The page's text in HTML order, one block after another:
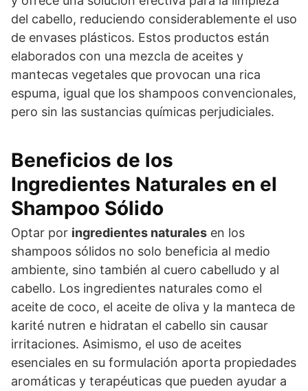
del cabello, reduciendo considerablemente el uso
de envases plásticos. Estos productos están
elaborados con una mezcla de aceites y
mantecas vegetales que provocan una rica
espuma, igual que los shampoos convencionales,
pero sin las sustancias químicas perjudiciales.
Beneficios de los
Ingredientes Naturales en el
Shampoo Sólido
Optar por ingredientes naturales en los
shampoos sólidos no solo beneficia al medio
ambiente, sino también al cuero cabelludo y al
cabello. Los ingredientes naturales como el
aceite de coco, el aceite de oliva y la manteca de
karité nutren e hidratan el cabello sin causar
irritaciones. Asimismo, el uso de aceites
esenciales en su formulación aporta propiedades
aromáticas y terapéuticas que pueden ayudar a